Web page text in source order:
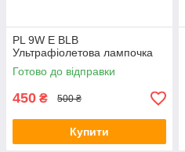
PL 9W E BLB
Ультрафіолетова лампочка
Готово до відправки
450 ₴ 500 ₴
Купити